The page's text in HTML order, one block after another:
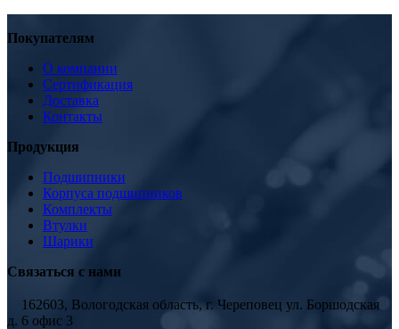
Покупателям
О компании
Сертификация
Доставка
Контакты
Продукция
Подшипники
Корпуса подшипников
Комплекты
Втулки
Шарики
Связаться с нами
162603, Вологодская область, г. Череповец ул. Боршодская
д. 6 офис 3